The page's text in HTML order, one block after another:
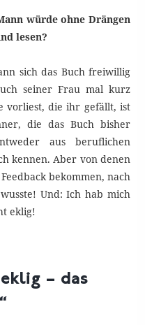
würde ohne Drängen
lesen?
sich das Buch freiwillig
seiner Frau mal kurz
vorliest, die ihr gefällt, ist
die das Buch bisher
aus beruflichen
kennen. Aber von denen
bekommen, nach
Und: Ich hab mich
eklig!
– das